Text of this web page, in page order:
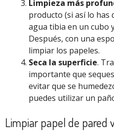
Limpieza más
producto (si así lo has
agua tibia en un cubo
Después, con una
limpiar los papeles.
Seca la superficie.
importante que
evitar que se
puedes utilizar un
Limpiar papel de pared